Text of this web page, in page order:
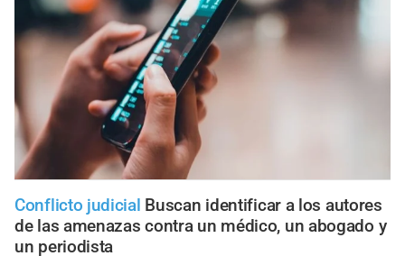
Conflicto judicial Buscan identificar a los autores
de las amenazas contra un médico, un abogado y
un periodista